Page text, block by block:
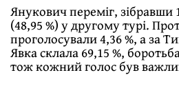
Янукович переміг, зібравши
(48,95 %) у другому турі.
проголосували 4,36 %, а за
Явка склала 69,15 %,
тож кожний голос був